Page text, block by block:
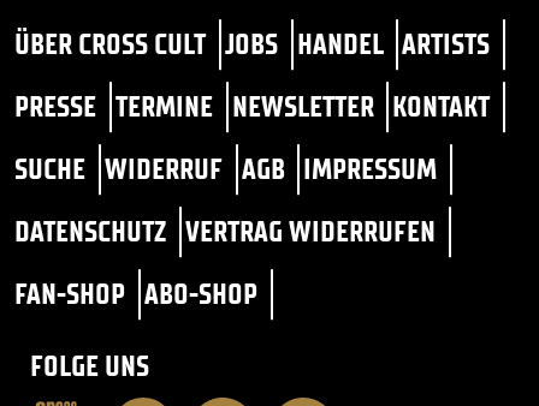
ÜBER CROSS CULT JOBS HANDEL ARTISTS
PRESSE TERMINE NEWSLETTER KONTAKT
SUCHE WIDERRUF AGB IMPRESSUM
DATENSCHUTZ VERTRAG WIDERRUFEN
FAN-SHOP ABO-SHOP
FOLGE UNS